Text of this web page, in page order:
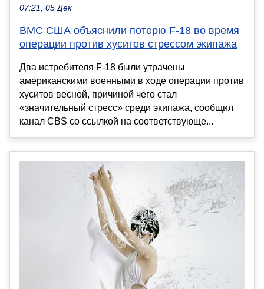
07:21, 05 Дек
ВМС США объяснили потерю F-18 во время
операции против хуситов стрессом экипажа
Два истребителя F-18 были утрачены
американскими военными в ходе операции против
хуситов весной, причиной чего стал
«значительный стресс» среди экипажа, сообщил
канал CBS со ссылкой на соответствующе...